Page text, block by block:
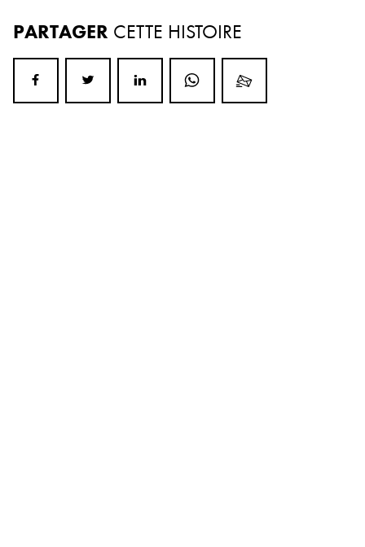
PARTAGER CETTE HISTOIRE